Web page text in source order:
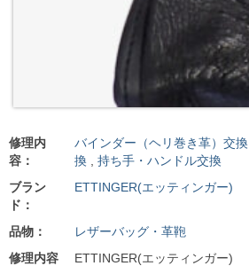
修理内
容：
バインダー（ヘリ巻き革）交換
換
持ち手・ハンドル交換
ブラン
ド：
ETTINGER(エッティンガー)
品物：
レザーバッグ・革鞄
修理内容
ETTINGER(エッティンガー)